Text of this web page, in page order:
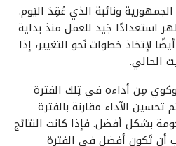
ونائبة الذي عُقِدَ اليَوم.
استعدادًا جَيد للعمل منذ بداية
لإتخاذ خطوات نَحو التغيير، إذا
الحالي.
مِن أداءه في تِلك الفترة
تحسين الآداء مقارنة بالفترة
بشكل أفضل. فإذا كانت النتائج
أن تَكون أفضل في الفترة